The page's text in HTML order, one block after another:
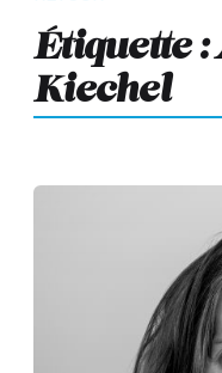
Étiquette :
Kiechel